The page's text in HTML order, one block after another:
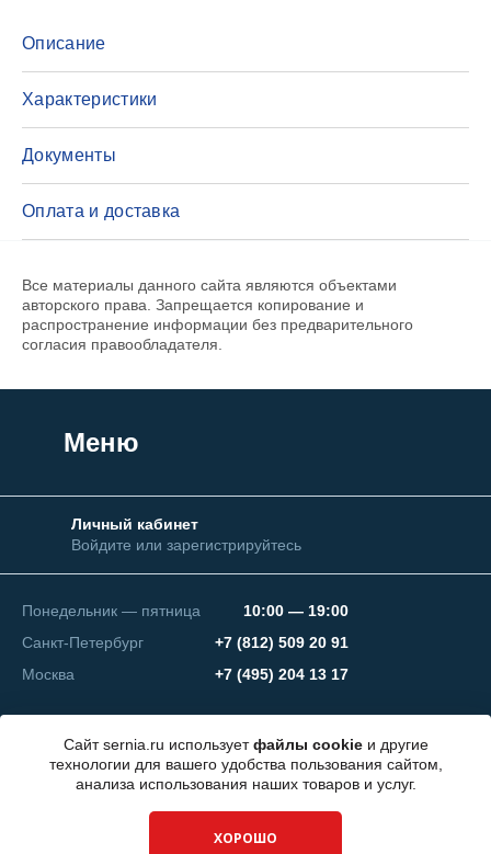
Сайт sernia.ru используетфайлы cookieи другие
технологии для вашего удобства пользования сайтом,
анализа использования наших товаров и услуг.
ХОРОШО
Описание
Характеристики
Документы
Оплата и доставка
Все материалы данного сайта являются объектами
авторского права. Запрещается копирование и
распространение информации без предварительного
согласия правообладателя.
Меню
Личный кабинет
Войдите или зарегистрируйтесь
Понедельник — пятница
10:00 — 19:00
Санкт-Петербург
+7 (812) 509 20 91
Москва
+7 (495) 204 13 17